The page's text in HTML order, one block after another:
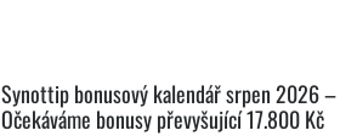
Synottip bonusový kalendář srpen 2026 –
Očekáváme bonusy převyšující 17.800 Kč